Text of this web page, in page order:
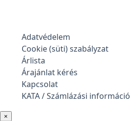
Adatvédelem
Cookie (süti) szabályzat
Árlista
Árajánlat kérés
Kapcsolat
KATA / Számlázási információ
×